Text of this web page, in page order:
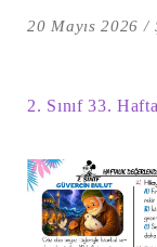
20 Mayıs 2026
2. Sınıf 33.